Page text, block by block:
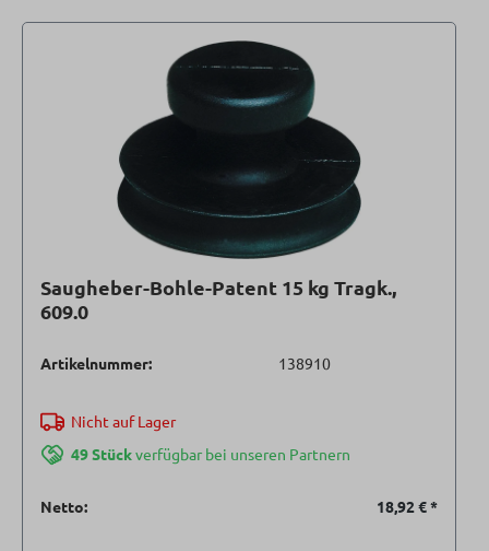
Saugheber-Bohle-Patent 15 kg Tragk.,
609.0
Artikelnummer: 138910
Nicht auf Lager
49 Stückverfügbar bei unseren Partnern
Netto: 18,92 €*